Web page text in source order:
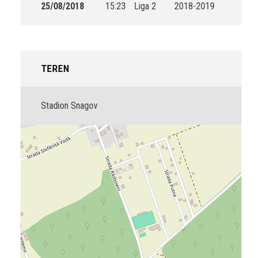
25/08/2018 15:23 Liga 2 2018-2019
TEREN
Stadion Snagov